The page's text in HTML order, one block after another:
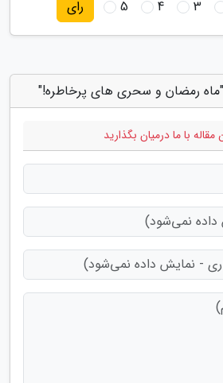
3
4
5 رای
"ماه رمضان و سحری های پرخاطره!"
با ما درمیان بگذارید